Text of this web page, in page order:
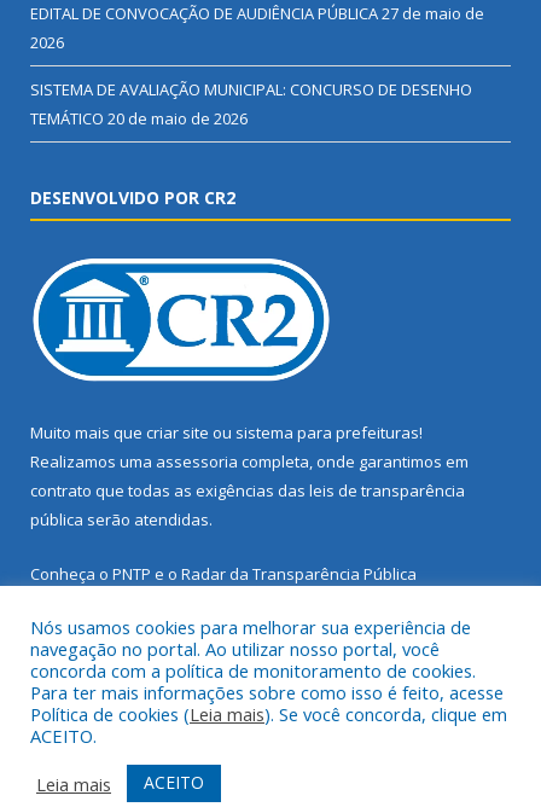
EDITAL DE CONVOCAÇÃO DE AUDIÊNCIA PÚBLICA27 de maio de
2026
SISTEMA DE AVALIAÇÃO MUNICIPAL: CONCURSO DE DESENHO
TEMÁTICO 20 de maio de 2026
DESENVOLVIDO POR CR2
Muito mais que criar site ou sistema para prefeituras!
Realizamos uma assessoria completa, onde garantimos em
contrato que todas as exigências das leis de transparência
pública serão atendidas.
Conheça o PNTP e o Radar da Transparência Pública
Todos os direitos reservados a Prefeitura Municipal de Santarém
Novo.
Mapa do Site
Acessar Área Administrativa
Nós usamos cookies para melhorar sua experiência de
navegação no portal. Ao utilizar nosso portal, você
concorda com a política de monitoramento de cookies.
Para ter mais informações sobre como isso é feito, acesse
Política de cookies (Leia mais). Se você concorda, clique em
ACEITO.
Leia mais
ACEITO